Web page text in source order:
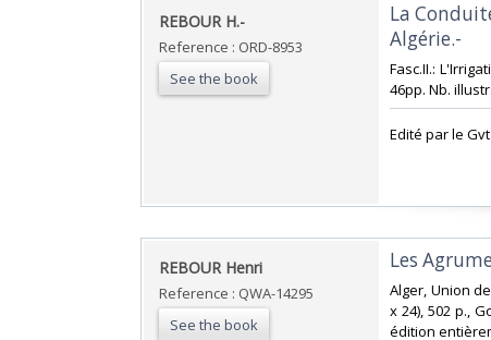
‎REBOUR H.-‎
Reference : ORD-8953
See the book
‎La
Algérie.-‎
‎Fasc.II.:
46pp. Nb.
‎Edité par le
‎REBOUR Henri ‎
Reference : QWA-14295
See the book
‎Les
‎Alger, Union
x 24), 502 p.,
édition